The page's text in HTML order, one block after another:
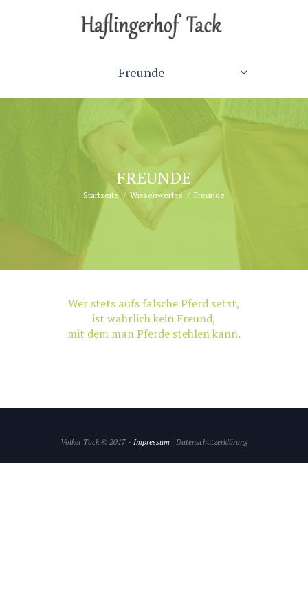
Freunde
FREUNDE
Startseite Wissenwertes Freunde
Wer stets aufs falsche Pferd setzt,
ist wahrlich kein Freund,
mit dem man Pferde stehlen kann.
Volker Tack © 2017 - Impressum| Datenschutzerklärung